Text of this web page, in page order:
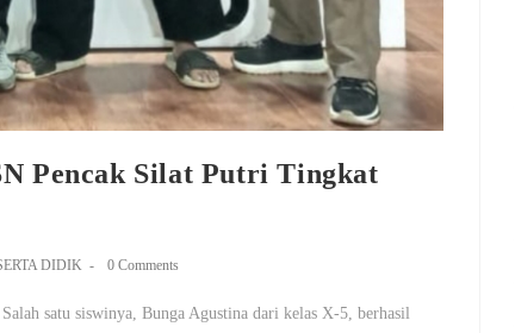
Pencak Silat Putri Tingkat
DIDIK 0 Comments
satu siswinya, Bunga Agustina dari kelas X-5, berhasil